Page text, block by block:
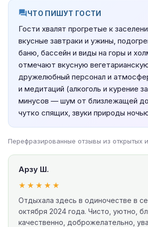
ЧТО ПИШУТ ГОСТИ
Гости хвалят прогретые к
вкусные завтраки и ужины,
баню, бассейн и виды на горы и
отмечают вкусную
дружелюбный персонал и
и медитаций (алкоголь и курение
минусов — шум от близлежащей
чутко спящих, звуки природы
Перефразированные отзывы из открытых
Арзу Ш.
★★★★★
Отдыхала здесь в одиночестве в
октября 2024 года. Чисто, уютно,
качественно, доброжелательно,